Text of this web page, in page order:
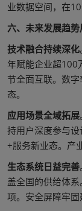
业数据空间，在
六、未来发展趋势
技术融合持续深化
年赋能企业超100
节全面互联。数
态。
应用场景全域拓展
持用户深度参与
+服务新业态。产
生态系统日益完善
盖全国的供给体
项。安全屏障牢固